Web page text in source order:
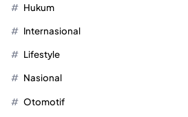
Hukum
Internasional
Lifestyle
Nasional
Otomotif